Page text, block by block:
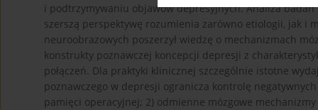
i podtrzymywaniu objawów depresyjnych. Analiza
szerszą perspektywę rozumienia zarówno etiologii, jak i
neuroobrazowych poszerzył wiedzę o mechanizmach
konstrukty poznawczej koncepcji depresji z
połączeń. Dla praktyki klinicznej szczególnie istotne
poznawczego w depresji ogranicza kontrolę
pamięci operacyjnej; 2) odmienne mózgowe